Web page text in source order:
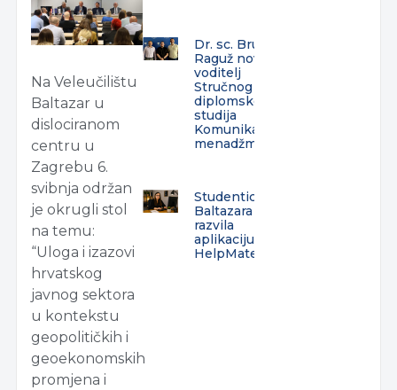
Na Veleučilištu
Baltazar u
dislociranom
centru u
Zagrebu 6.
svibnja održan
je okrugli stol
na temu:
“Uloga i izazovi
hrvatskog
javnog sektora
u kontekstu
geopolitičkih i
geoekonomskih
promjena i
Dr. sc. Bruno
Raguž novi
voditelj
Stručnog
diplomskog
studija
Komunikacijski
menadžment
Studentica
Baltazara
razvila
aplikaciju
HelpMate